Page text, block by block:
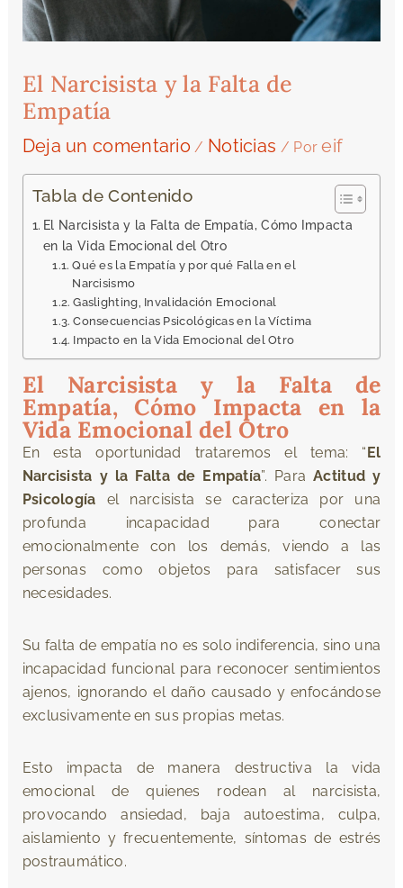
El Narcisista y la Falta de
Empatía
Deja un comentario / Noticias / Poreif
Tabla de Contenido
El Narcisista y la Falta de Empatía, Cómo Impacta
en la Vida Emocional del Otro
Qué es la Empatía y por qué Falla en el
Narcisismo
Gaslighting, Invalidación Emocional
Consecuencias Psicológicas en la Víctima
Impacto en la Vida Emocional del Otro
El Narcisista y la Falta de
Empatía, Cómo Impacta en la
Vida Emocional del Otro
En esta oportunidad trataremos el tema: “El
Narcisista y la Falta de Empatía”. ParaActitud y
Psicología el narcisista se caracteriza por una
profunda incapacidad para conectar
emocionalmente con los demás, viendo a las
personas como objetos para satisfacer sus
necesidades.
Su falta de empatía no es solo indiferencia, sino una
incapacidad funcional para reconocer sentimientos
ajenos, ignorando el daño causado y enfocándose
exclusivamente en sus propias metas.
Esto impacta de manera destructiva la vida
emocional de quienes rodean al narcisista,
provocando ansiedad, baja autoestima, culpa,
aislamiento y frecuentemente, síntomas de estrés
postraumático.